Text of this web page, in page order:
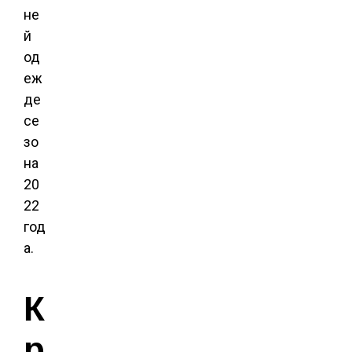
не
й
од
еж
де
се
зо
на
20
22
год
а.
К